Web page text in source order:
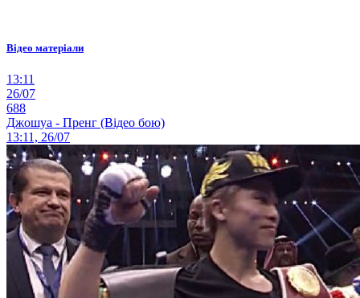
Відео матеріали
13:11
26/07
688
Джошуа - Пренг (Відео бою)
13:11, 26/07